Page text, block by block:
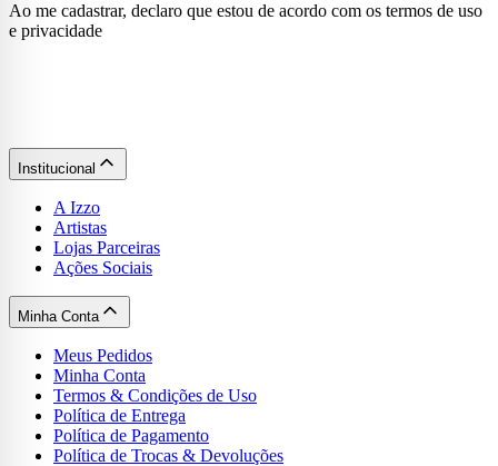
Ao me cadastrar, declaro que estou de acordo com os termos de uso
e privacidade
Institucional
A Izzo
Artistas
Lojas Parceiras
Ações Sociais
Minha Conta
Meus Pedidos
Minha Conta
Termos & Condições de Uso
Política de Entrega
Política de Pagamento
Política de Trocas & Devoluções